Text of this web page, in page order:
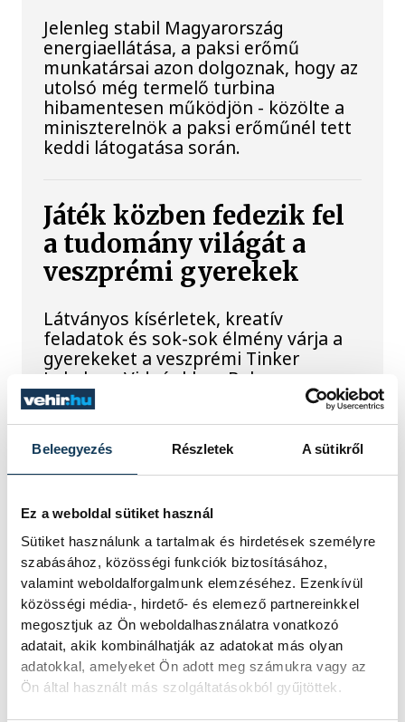
Beleegyezés Részletek A sütikről
Ez a weboldal sütiket használ
Sütiket használunk a tartalmak és hirdetések személyre
szabásához, közösségi funkciók biztosításához,
valamint weboldalforgalmunk elemzéséhez. Ezenkívül
közösségi média-, hirdető- és elemező partnereinkkel
megosztjuk az Ön weboldalhasználatra vonatkozó
adatait, akik kombinálhatják az adatokat más olyan
adatokkal, amelyeket Ön adott meg számukra vagy az
Ön által használt más szolgáltatásokból gyűjtöttek.
Jelenleg stabil Magyarország
energiaellátása, a paksi erőmű
munkatársai azon dolgoznak, hogy az
utolsó még termelő turbina
hibamentesen működjön - közölte a
miniszterelnök a paksi erőműnél tett
keddi látogatása során.
Játék közben fedezik fel
a tudomány világát a
veszprémi gyerekek
Látványos kísérletek, kreatív
feladatok és sok-sok élmény várja a
gyerekeket a veszprémi Tinker
Labsben. Videónkban Balassa
Marietta, a központ vezetője mutatja
be, hogyan teszik izgalmassá a
természettudományok
megismerését.
Augusztus 12-én
napfogyatkozás és
csillaghullás is vár ránk
Az év legsűrűbb csillagászati napján,
augusztus 12-én éjjel tetőzik majd a
Perseidák hullócsillagraj, de
ugyanezen a napon részleges